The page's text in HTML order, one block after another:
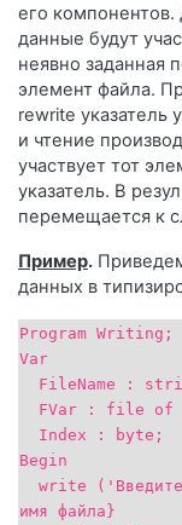
его компонентов.
данные будут
неявно заданная
элемент файла.
rewrite указатель
и чтение
участвует тот
указатель. В
перемещается к
Пример.
данных в
Program Writing;
Var
FileName :
FVar : file of
Index : byte;
Begin
write ('Введите
имя файла}